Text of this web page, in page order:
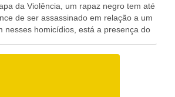
da Violência, um rapaz negro tem até
de ser assassinado em relação a um
nesses homicídios, está a presença do
da campanha Vidas Negras, lançada pela